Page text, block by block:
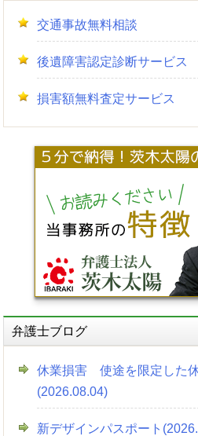
交通事故無料相談
後遺障害認定診断サービス
損害額無料査定サービス
弁護士ブログ
休業損害 使途を限定した
(2026.08.04)
新デザインパスポート